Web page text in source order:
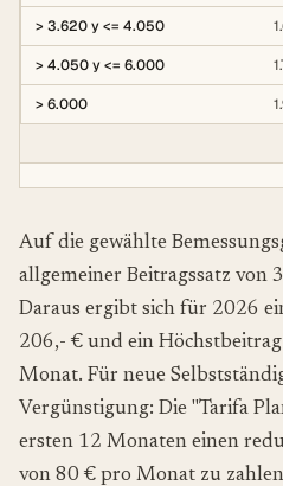
> 3.620 y <= 4.050
> 4.050 y <= 6.000
> 6.000
Auf die gewählte
allgemeiner Beitragssatz von
Daraus ergibt sich für 2026
206,- € und ein
Monat. Für neue
Vergünstigung: Die "Tarifa
ersten 12 Monaten einen
von 80 € pro Monat zu